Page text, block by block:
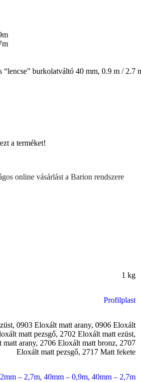
“lencse” burkolatváltó 40 mm, 0.9 m / 2.7
a terméket!
online vásárlást a Barion rendszere
1 kg
Profilplast
, 0903 Eloxált matt arany, 0906 Eloxált
matt pezsgő, 2702 Eloxált matt ezüst,
matt arany, 2706 Eloxált matt bronz, 2707
Eloxált matt pezsgő, 2717 Matt fekete
– 2,7m, 40mm – 0,9m, 40mm – 2,7m